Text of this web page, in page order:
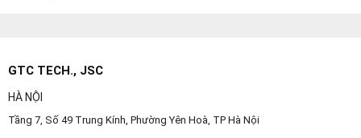
GTC TECH., JSC
HÀ NỘI
Tầng 7, Số 49 Trung Kính, Phường Yên Hoà, TP Hà Nội